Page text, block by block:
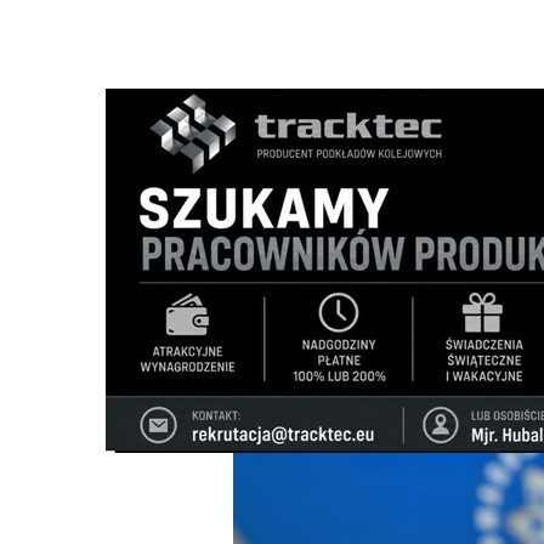
Ścieżka
nawigacyjna
Strona główna Wiadomości /Wiadomości z regionu
WIADOMOŚCI Z REGIONU 02/09/2025
Udało się odnaleźć zaginionego turystę